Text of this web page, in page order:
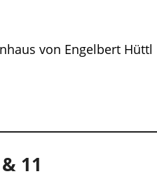
von Engelbert Hüttl
11